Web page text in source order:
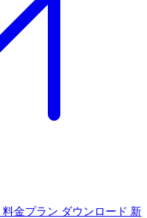
料金プラン ダウンロード 新